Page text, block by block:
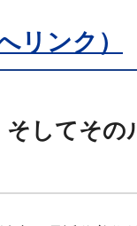
リンク）
してその